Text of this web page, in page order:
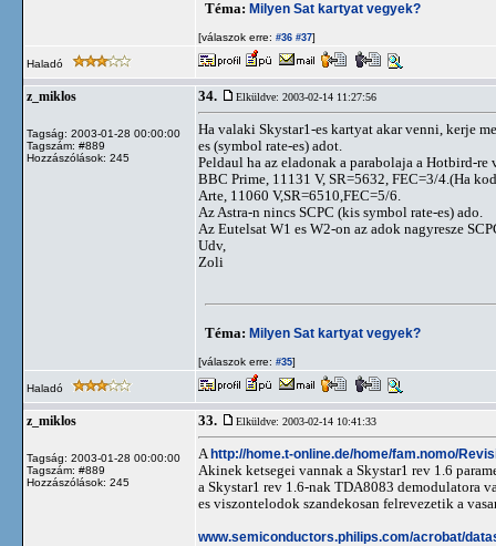
Téma: Milyen Sat kartyat vegyek?
[válaszok erre: #36 #37]
Haladó
z_miklos
Tagság: 2003-01-28 00:00:00
Tagszám: #889
Hozzászólások: 245
34. Elküldve: 2003-02-14 11:27:56
Ha valaki Skystar1-es kartyat akar venni, kerje
es (symbol rate-es) adot.
Peldaul ha az eladonak a parabolaja a Hotbird-
BBC Prime, 11131 V, SR=5632, FEC=3/4.(Ha
Arte, 11060 V,SR=6510,FEC=5/6.
Az Astra-n nincs SCPC (kis symbol rate-es) ado.
Az Eutelsat W1 es W2-on az adok nagyresze
Udv,
Zoli
Téma: Milyen Sat kartyat vegyek?
[válaszok erre: #35]
Haladó
z_miklos
Tagság: 2003-01-28 00:00:00
Tagszám: #889
Hozzászólások: 245
33. Elküldve: 2003-02-14 10:41:33
A http://home.t-online.de/home/fam.nomo/
Akinek ketsegei vannak a Skystar1 rev 1.6
a Skystar1 rev 1.6-nak TDA8083 demodulatora
es viszontelodok szandekosan felrevezetik a
www.semiconductors.philips.com/acrobat/